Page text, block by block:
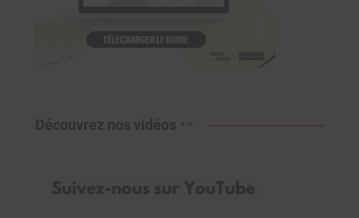
Découvrez nos vidéos